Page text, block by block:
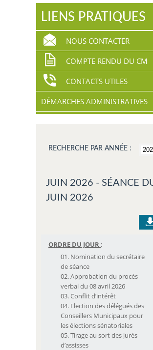
LIENS PRATIQUES
NOUS CONTACTER
COMPTE RENDU DU CM
CONTACTS UTILES
DÉMARCHES ADMINISTRATIVES
RECHERCHE PAR ANNÉE :
JUIN 2026 - SÉANCE
JUIN 2026
ORDRE DU JOUR :
Nomination du secrétaire
de séance
Approbation du procès-
verbal du 08 avril 2026
Conflit d’intérêt
Election des délégués des
Conseillers Municipaux pour
les élections sénatoriales
Tirage au sort des jurés
d’assisses